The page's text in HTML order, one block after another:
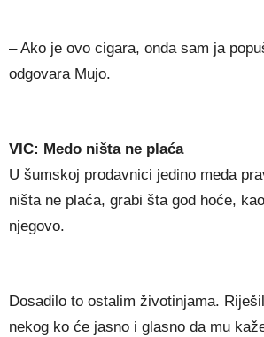
– Ako je ovo cigara, onda sam ja
odgovara Mujo.
VIC: Medo ništa ne plaća
U šumskoj prodavnici jedino meda
ništa ne plaća, grabi šta god hoće,
njegovo.
Dosadilo to ostalim životinjama.
nekog ko će jasno i glasno da mu